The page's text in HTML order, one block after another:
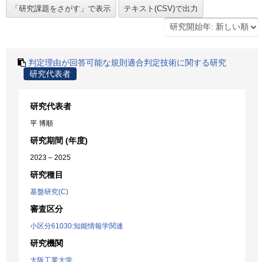
判定理由が回答可能な規則適合判定技術に関する研究
研究代表者
研究代表者
平 博順
研究期間 (年度)
2023 – 2025
研究種目
基盤研究(C)
審査区分
小区分61030:知能情報学関連
研究機関
大阪工業大学